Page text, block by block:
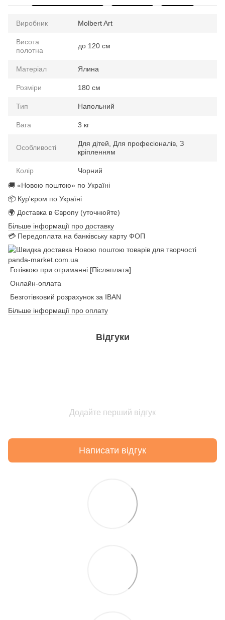
Виробник Molbert Art
Висота
полотна
до 120 см
Матеріал Ялина
Розміри 180 см
Тип Напольний
Вага 3 кг
Особливості
Для дітей, Для професіоналів, З
кріпленням
Колір
Чорний
🚚 «Новою поштою» по Україні
📦 Кур'єром по Україні
🌍 Доставка в Європу (уточнюйте)
Більше інформації про доставку
💳 Передоплата на банківську карту ФОП
Готівкою при отриманні [Післяплата]
Онлайн-оплата
Безготівковий розрахунок за IBAN
Більше інформації про оплату
Відгуки
Додайте перший відгук
Написати відгук